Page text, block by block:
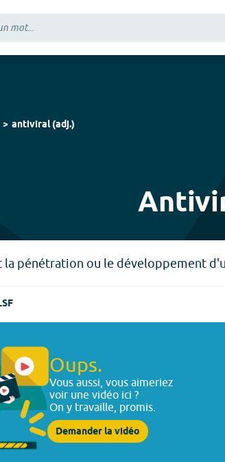
antiviral(adj.)
la pénétration ou le développement
Oups.
Vous aussi, vous aimeriez
voir une vidéo ici ?
On y travaille, promis.
Demander la vidéo